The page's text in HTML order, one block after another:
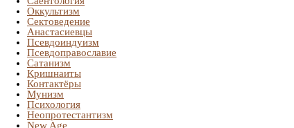
Оккультизм
Сектоведение
Анастасиевцы
Псевдоиндуизм
Псевдоправославие
Сатанизм
Кришнаиты
Контактёры
Мунизм
Психология
Неопротестантизм
New Age